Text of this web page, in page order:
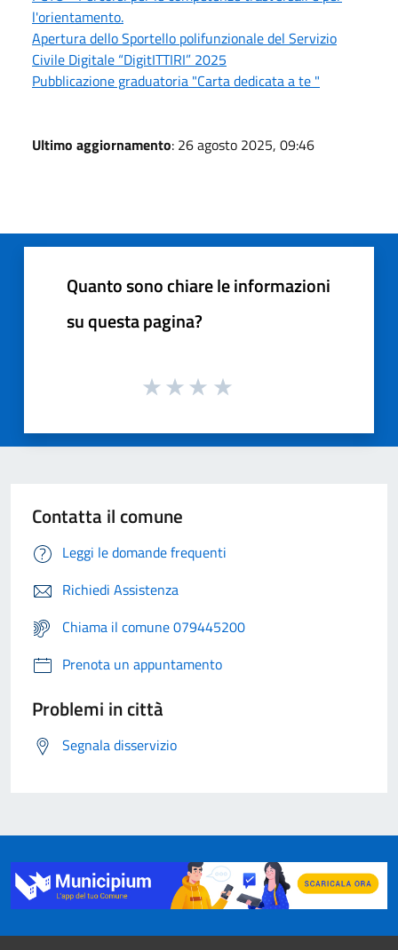
l'orientamento.
Apertura dello Sportello polifunzionale del Servizio
Civile Digitale “DigitITTIRI” 2025
Pubblicazione graduatoria "Carta dedicata a te "
Ultimo aggiornamento: 26 agosto 2025, 09:46
Quanto sono chiare le informazioni
su questa pagina?
Contatta il comune
Leggi le domande frequenti
Richiedi Assistenza
Chiama il comune 079445200
Prenota un appuntamento
Problemi in città
Segnala disservizio